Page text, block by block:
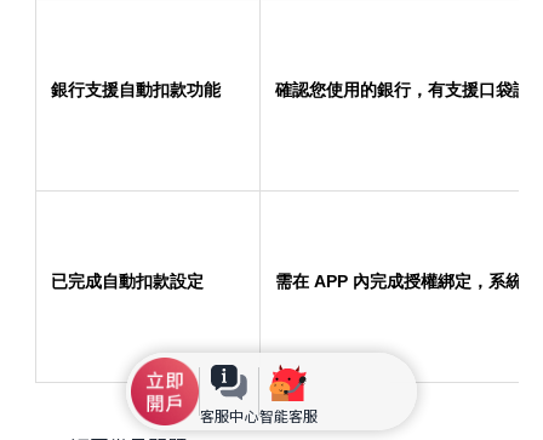
客服中心智能客服
銀行支援自動扣款功能 確認您使用的銀行，有支援口袋證
已完成自動扣款設定 需在 APP 內完成授權綁定，系統